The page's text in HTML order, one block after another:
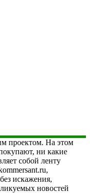
проектом. На этом
ни какие
собой ленту
искажения,
новостей